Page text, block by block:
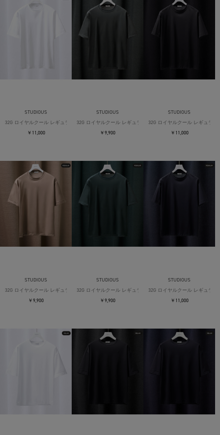
STUDIOUS
32G ロイヤルクール レギュラーTシャツ
￥11,000
STUDIOUS
32G ロイヤルクール レギュラーTシャツ
￥9,900
STUDIOUS
32G ロイヤルクール レギュラー
￥11,000
STUDIOUS
32G ロイヤルクール レギュラーTシャツ
￥9,900
STUDIOUS
32G ロイヤルクール レギュラーTシャツ
￥9,900
STUDIOUS
32G ロイヤルクール レギュラー
￥11,000